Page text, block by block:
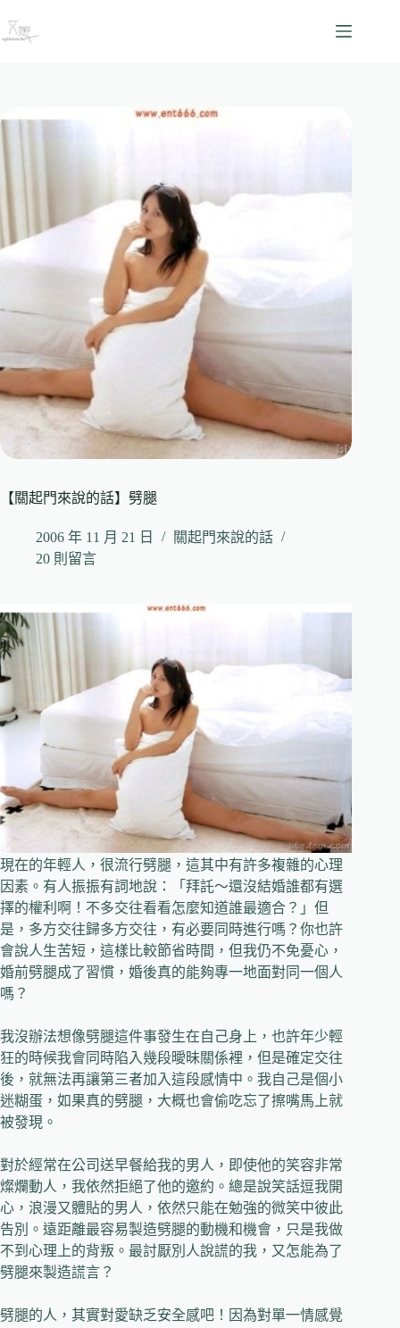
至
容
【關起門來說的話】劈腿
2006 年 11 月 21 日
關起門來說的話
20 則留言
現在的年輕人，很流行劈腿，這其中有許多複雜的心理
因素。有人振振有詞地說：「拜託～還沒結婚誰都有選
擇的權利啊！不多交往看看怎麼知道誰最適合？」但
是，多方交往歸多方交往，有必要同時進行嗎？你也許
會說人生苦短，這樣比較節省時間，但我仍不免憂心，
婚前劈腿成了習慣，婚後真的能夠專一地面對同一個人
嗎？
我沒辦法想像劈腿這件事發生在自己身上，也許年少輕
狂的時候我會同時陷入幾段曖昧關係裡，但是確定交往
後，就無法再讓第三者加入這段感情中。我自己是個小
迷糊蛋，如果真的劈腿，大概也會偷吃忘了擦嘴馬上就
被發現。
對於經常在公司送早餐給我的男人，即使他的笑容非常
燦爛動人，我依然拒絕了他的邀約。總是說笑話逗我開
心，浪漫又體貼的男人，依然只能在勉強的微笑中彼此
告別。遠距離最容易製造劈腿的動機和機會，只是我做
不到心理上的背叛。最討厭別人說謊的我，又怎能為了
劈腿來製造謊言？
劈腿的人，其實對愛缺乏安全感吧！因為對單一情感覺